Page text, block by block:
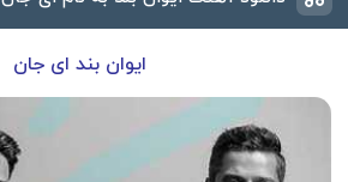
ایوان بند ای جان